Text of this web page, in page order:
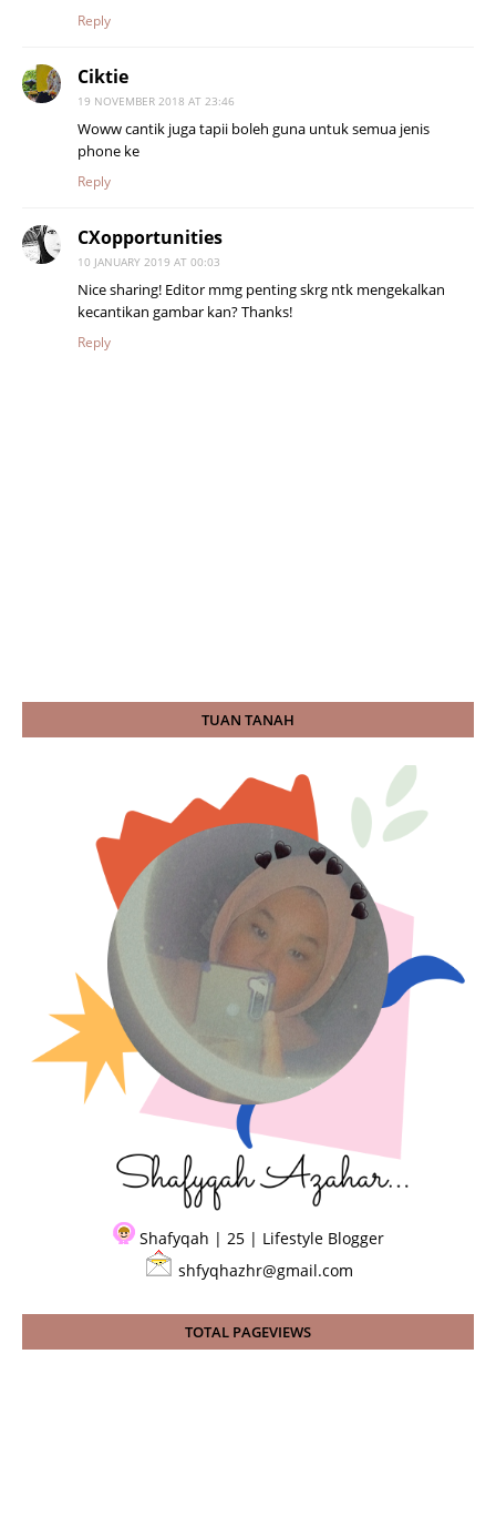
Reply
Ciktie
19 NOVEMBER 2018 AT 23:46
Woww cantik juga tapii boleh guna untuk semua jenis
phone ke
Reply
CXopportunities
10 JANUARY 2019 AT 00:03
Nice sharing! Editor mmg penting skrg ntk mengekalkan
kecantikan gambar kan? Thanks!
Reply
TUAN TANAH
Shafyqah | 25 | Lifestyle Blogger
shfyqhazhr@gmail.com
TOTAL PAGEVIEWS